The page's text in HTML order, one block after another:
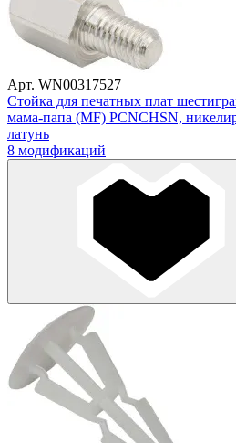
Арт. WN00317527
Стойка для печатных плат
мама-папа (MF) PCNCHSN,
латунь
8 модификаций